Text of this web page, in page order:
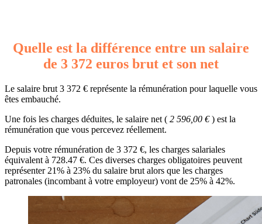
Quelle est la différence entre un salaire
de 3 372 euros brut et son net
Le salaire brut 3 372 € représente la rémunération pour laquelle vous
êtes embauché.
Une fois les charges déduites, le salaire net ( 2 596,00 €) est la
rémunération que vous percevez réellement.
Depuis votre rémunération de 3 372 €, les charges salariales
équivalent à 728.47 €. Ces diverses charges obligatoires peuvent
représenter 21% à 23% du salaire brut alors que les charges
patronales (incombant à votre employeur) vont de 25% à 42%.